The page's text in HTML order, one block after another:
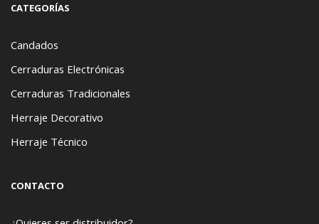
CATEGORÍAS
Candados
Cerraduras Electrónicas
Cerraduras Tradicionales
Herraje Decorativo
Herraje Técnico
CONTACTO